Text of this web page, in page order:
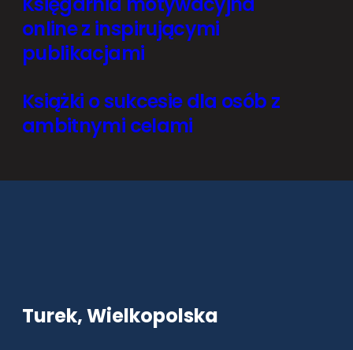
online z inspirującymi
publikacjami
Książki o sukcesie dla osób z
ambitnymi celami
Turek, Wielkopolska